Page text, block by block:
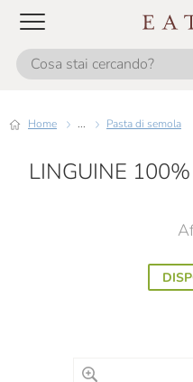
Home ... Pasta di semola
LINGUINE